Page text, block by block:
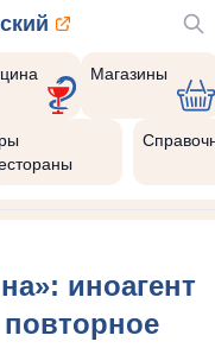
Магазины
иноагент